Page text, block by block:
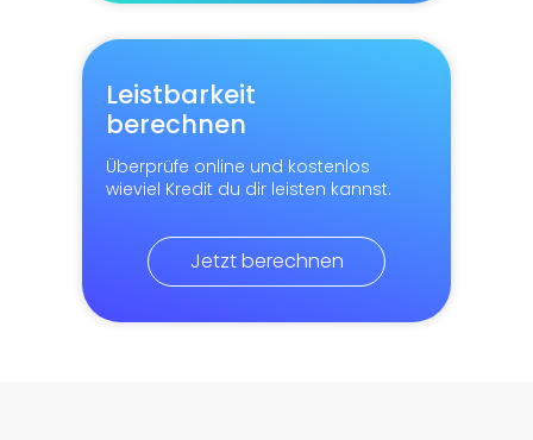
Leistbarkeit
berechnen
Überprüfe online und kostenlos
wieviel Kredit du dir leisten kannst.
Jetzt berechnen